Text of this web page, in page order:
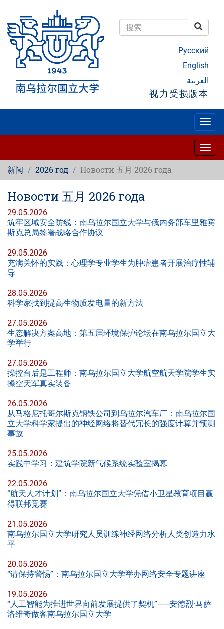
到
主
搜索
Русский
English
العربية
视力受损版本
新闻 2026 год Новости 五月 2026 года
Новости 五月 2026 года
29.05.2026
筑牢区域安全防线：南乌拉尔国立大学与俄内务部车里雅宾
斯克总局签署战略合作协议
29.05.2026
充满关怀的实践：心理学专业学生为肿瘤患者开展治疗性辅
导
28.05.2026
科学家找到提高生物质发电量的新方法
27.05.2026
生态解决方案高地：第五届环境保护论坛在南乌拉尔国立大
学举行
27.05.2026
操控台后是工程师：南乌拉尔国立大学航空航天学院学生实
操空天军真实装备
26.05.2026
从马格尼托哥尔斯克钢铁公司到乌拉尔汽车厂：南乌拉尔国
立大学科学家提出的神经网络将替代冗长的强度计算并预测
事故
25.05.2026
实践中学习：建筑学院新气候系统实验室揭幕
22.05.2026
“航天人才计划”：南乌拉尔国立大学凭借小卫星教育项目赢
得联邦竞赛
21.05.2026
南乌拉尔国立大学研究人员训练神经网络分析人类创造力水
平
20.05.2026
“请保持警惕”：南乌拉尔国立大学举办网络安全专题讲座
19.05.2026
“人工智能为推进世界向前发展提供了契机”——安德烈·马萨
洛维奇做客南乌拉尔国立大学